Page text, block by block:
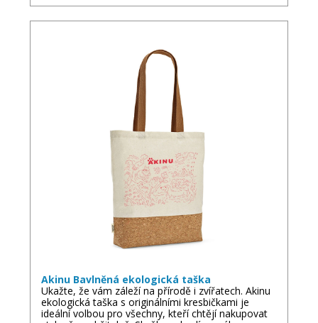
Akinu Bavlněná ekologická taška
Ukažte, že vám záleží na přírodě i zvířatech. Akinu
ekologická taška s originálními kresbičkami je
ideální volbou pro všechny, kteří chtějí nakupovat